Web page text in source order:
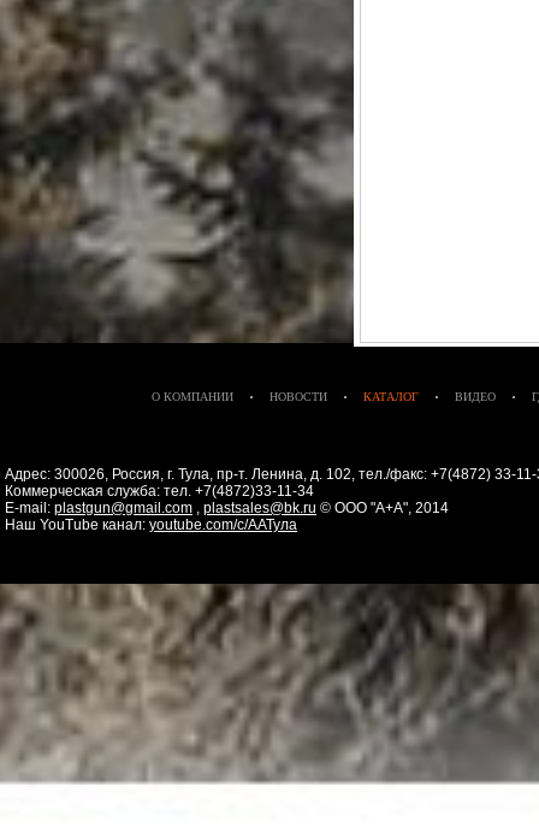
О КОМПАНИИ НОВОСТИ КАТАЛОГ ВИДЕО
Адрес: 300026, Россия, г. Тула, пр-т. Ленина, д. 102, тел./факс: +7(4872) 33-
Коммерческая служба: тел. +7(4872)33-11-34
E-mail: plastgun@gmail.com , plastsales@bk.ru © ООО "А+А", 2014
Наш YouTube канал: youtube.com/c/ААТула